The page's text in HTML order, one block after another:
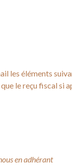
les éléments
le reçu fiscal si
en adhérant